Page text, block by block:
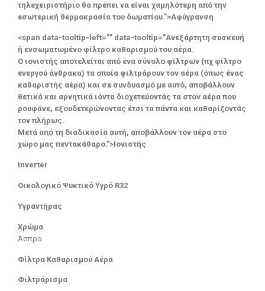
τηλεχειριστήριο θα πρέπει να είναι χαμηλότερη από την
εσωτερική θερμοκρασία του δωματίου.”>Αφύγρανση
<span data-tooltip-left="" data-tooltip="Ανεξάρτητη συσκευή
ή ενσωματωμένο φίλτρο καθαρισμού του αέρα.
Ο ιονιστής αποτελείται από ένα σύνολο φίλτρων (πχ φίλτρο
ενεργού άνθρακα) τα οποία φιλτράρουν τον αέρα (όπως ένας
καθαριστής αέρα) και σε συνδυασμό με αυτό, αποβάλλουν
θετικά και αρνητικά ιόντα διοχετεύοντάς τα στον αέρα που
ρουφάνε, εξουδετερώνοντας έτσι τα πάντα και καθαρίζοντάς
τον πλήρως.
Μετά από τη διαδικασία αυτή, αποβάλλουν τον αέρα στο
χώρο μας πεντακάθαρο.”>Ιονιστής
Inverter
Οικολογικό Ψυκτικό Υγρό R32
Υγραντήρας
Χρώμα
Άσπρο
Φίλτρα Καθαρισμού Αέρα
Φιλτράρισμα